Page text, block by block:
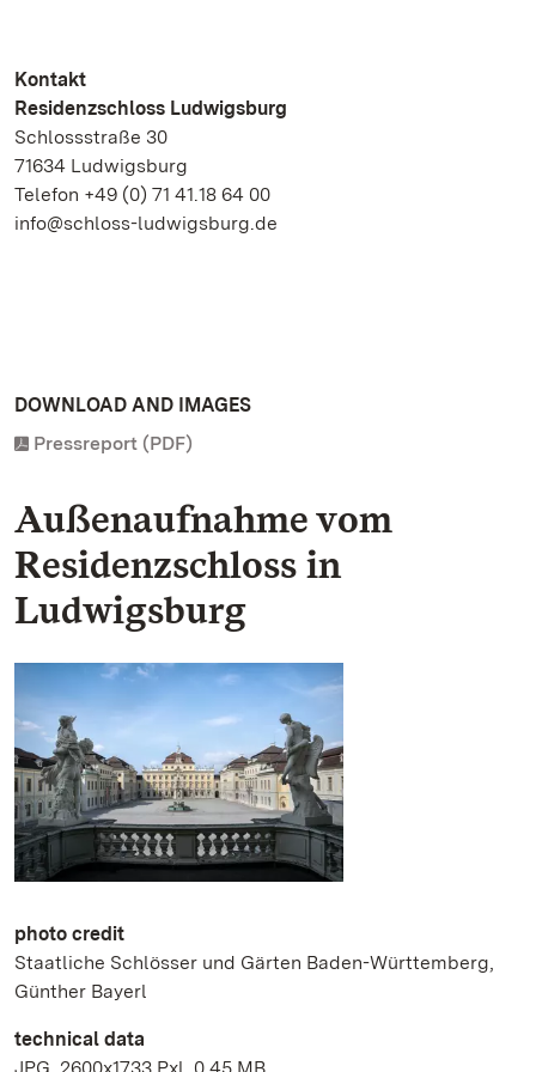
Kontakt
Residenzschloss Ludwigsburg
Schlossstraße 30
71634 Ludwigsburg
Telefon +49 (0) 71 41.18 64 00
info@schloss-ludwigsburg.de
DOWNLOAD AND IMAGES
Pressreport (PDF)
Außenaufnahme vom
Residenzschloss in
Ludwigsburg
photo credit
Staatliche Schlösser und Gärten Baden-Württemberg,
Günther Bayerl
technical data